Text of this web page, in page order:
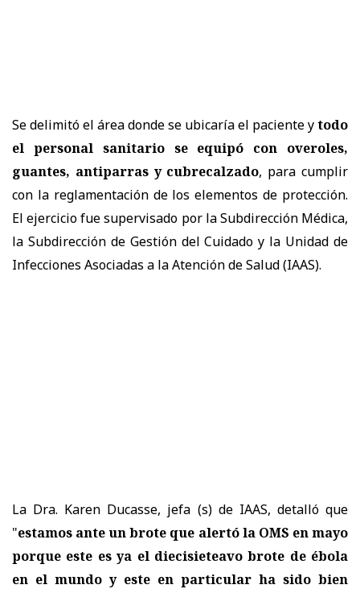
Se delimitó el área donde se ubicaría el paciente ytodo
el personal sanitario se equipó con overoles,
guantes, antiparras y cubrecalzado, para cumplir
con la reglamentación de los elementos de protección.
El ejercicio fue supervisado por la Subdirección Médica,
la Subdirección de Gestión del Cuidado y la Unidad de
Infecciones Asociadas a la Atención de Salud (IAAS).
La Dra. Karen Ducasse, jefa (s) de IAAS, detalló que
"estamos ante un brote que alertó la OMS en mayo
porque este es ya el diecisieteavo brote de ébola
en el mundo y este en particular ha sido bien